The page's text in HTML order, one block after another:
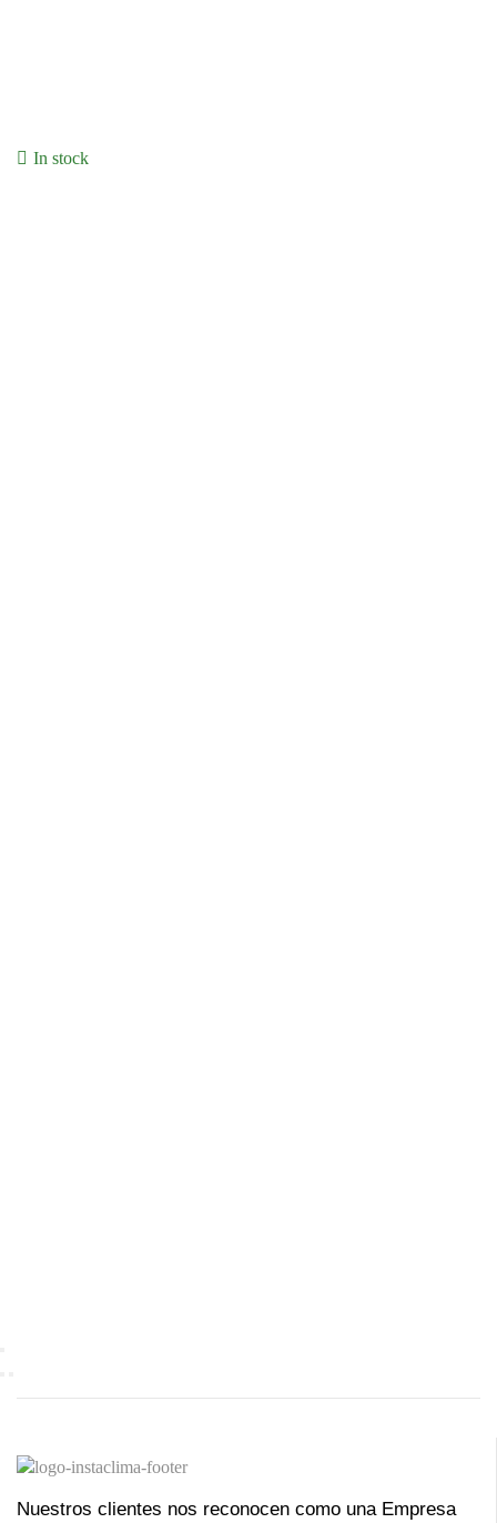
In stock
Nuestros clientes nos reconocen como una Empresa